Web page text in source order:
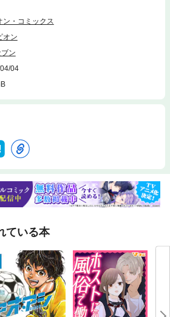
ン・コミックス
オン
ン
04
ている本